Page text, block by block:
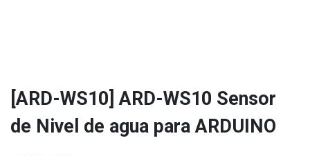
[ARD-WS10] ARD-WS10 Sensor
de Nivel de agua para ARDUINO